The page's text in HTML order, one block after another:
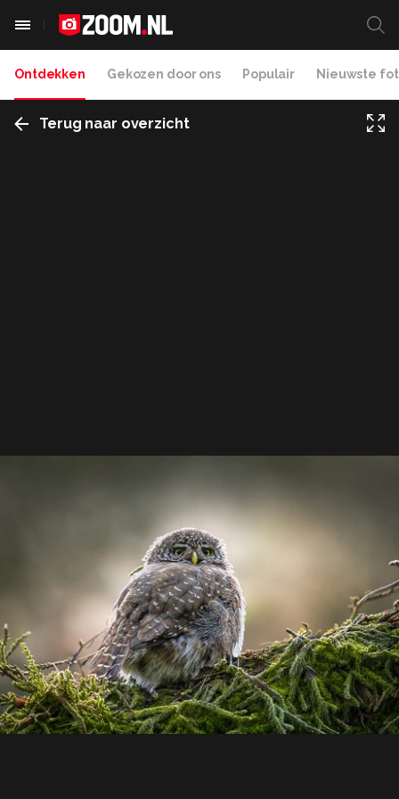
Ontdekken Gekozen door ons Populair Nieuwste
Terug naar overzicht